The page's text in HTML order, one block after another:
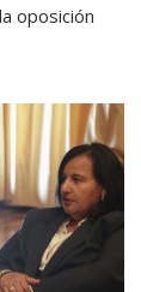
oposición